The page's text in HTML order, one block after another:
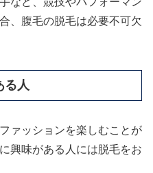
、腹毛の脱毛は必要不可欠
る人
ァッションを楽しむことが
興味がある人には脱毛をお